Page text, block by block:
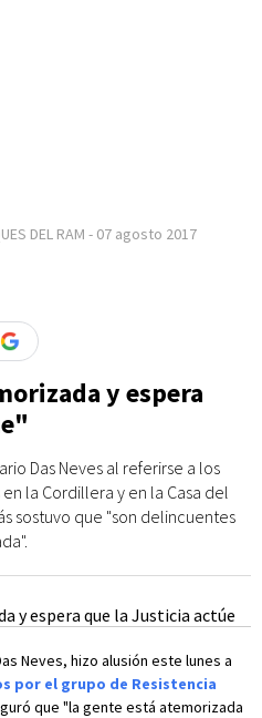
DEL RAM - 07 agosto 2017
y espera
Das Neves al referirse a los
la Cordillera y en la Casa del
sostuvo que "son delincuentes
Neves, hizo alusión este lunes a
por el grupo de Resistencia
que "la gente está atemorizada